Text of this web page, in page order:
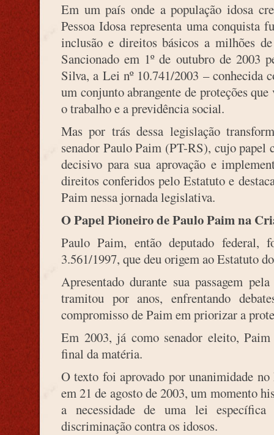
Em um país onde a população idosa
Pessoa Idosa representa uma conquista
inclusão e direitos básicos a milhões
Sancionado em 1º de outubro de 2003
Silva, a Lei nº 10.741/2003 – conhecida
um conjunto abrangente de proteções
o trabalho e a previdência social.
Mas por trás dessa legislação
senador Paulo Paim (PT-RS), cujo
decisivo para sua aprovação e
direitos conferidos pelo Estatuto e
Paim nessa jornada legislativa.
O Papel Pioneiro de Paulo Paim na
Paulo Paim, então deputado
3.561/1997, que deu origem ao Estatuto
Apresentado durante sua passagem
tramitou por anos, enfrentando
compromisso de Paim em priorizar a
Em 2003, já como senador eleito,
final da matéria.
O texto foi aprovado por unanimidade
em 21 de agosto de 2003, um momento
a necessidade de uma lei
discriminação contra os idosos.